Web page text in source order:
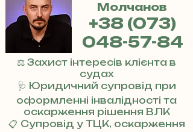
Молчанов
+38 (073)
048-57-84
⚖️ Захист інтересів клієнта в
судах
🩺 Юридичний супровід при
оформленні інвалідності та
оскарження рішення ВЛК
📋 Супровід у ТЦК, оскарження